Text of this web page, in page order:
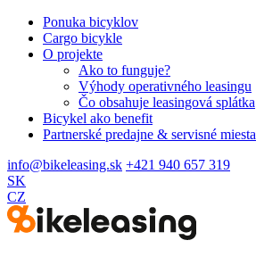
Ponuka bicyklov
Cargo bicykle
O projekte
Ako to funguje?
Výhody operativného leasingu
Čo obsahuje leasingová splátka
Bicykel ako benefit
Partnerské predajne & servisné miesta
info@bikeleasing.sk +421 940 657 319
SK
CZ